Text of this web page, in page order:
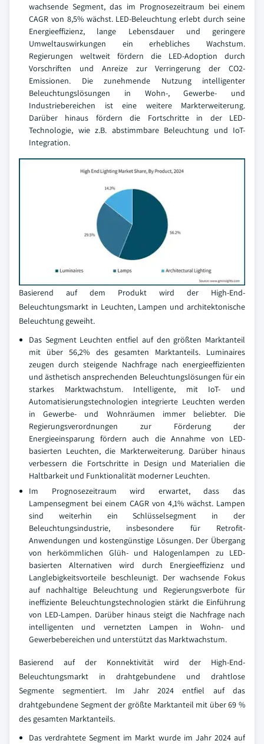
wachsende Segment, das im Prognosezeitraum bei einem
CAGR von 8,5% wächst. LED-Beleuchtung erlebt durch seine
Energieeffizienz, lange Lebensdauer und geringere
Umweltauswirkungen ein erhebliches Wachstum.
Regierungen weltweit fördern die LED-Adoption durch
Vorschriften und Anreize zur Verringerung der CO2-
Emissionen. Die zunehmende Nutzung intelligenter
Beleuchtungslösungen in Wohn-, Gewerbe- und
Industriebereichen ist eine weitere Markterweiterung.
Darüber hinaus fördern die Fortschritte in der LED-
Technologie, wie z.B. abstimmbare Beleuchtung und IoT-
Integration.
Basierend auf dem Produkt wird der High-End-
Beleuchtungsmarkt in Leuchten, Lampen und architektonische
Beleuchtung geweiht.
Das Segment Leuchten entfiel auf den größten Marktanteil
mit über 56,2% des gesamten Marktanteils. Luminaires
zeugen durch steigende Nachfrage nach energieeffizienten
und ästhetisch ansprechenden Beleuchtungslösungen für ein
starkes Marktwachstum. Intelligente, mit IoT- und
Automatisierungstechnologien integrierte Leuchten werden
in Gewerbe- und Wohnräumen immer beliebter. Die
Regierungsverordnungen zur Förderung der
Energieeinsparung fördern auch die Annahme von LED-
basierten Leuchten, die Markterweiterung. Darüber hinaus
verbessern die Fortschritte in Design und Materialien die
Haltbarkeit und Funktionalität moderner Leuchten.
Im Prognosezeitraum wird erwartet, dass das
Lampensegment bei einem CAGR von 4,1% wächst. Lampen
sind weiterhin ein Schlüsselsegment in der
Beleuchtungsindustrie, insbesondere für Retrofit-
Anwendungen und kostengünstige Lösungen. Der Übergang
von herkömmlichen Glüh- und Halogenlampen zu LED-
basierten Alternativen wird durch Energieeffizienz und
Langlebigkeitsvorteile beschleunigt. Der wachsende Fokus
auf nachhaltige Beleuchtung und Regierungsverbote für
ineffiziente Beleuchtungstechnologien stärkt die Einführung
von LED-Lampen. Darüber hinaus steigt die Nachfrage nach
intelligenten und vernetzten Lampen in Wohn- und
Gewerbebereichen und unterstützt das Marktwachstum.
Basierend auf der Konnektivität wird der High-End-
Beleuchtungsmarkt in drahtgebundene und drahtlose
Segmente segmentiert. Im Jahr 2024 entfiel auf das
drahtgebundene Segment der größte Marktanteil mit über 69 %
des gesamten Marktanteils.
Das verdrahtete Segment im Markt wurde im Jahr 2024 auf